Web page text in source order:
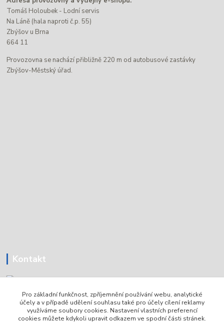
Tomáš Holoubek - Lodní servis
Na Láně (hala naproti č.p. 55)
Zbýšov u Brna
664 11
Provozovna se nachází přibližně 220 m od autobusové zastávky
Zbýšov-Městský úřad.
Kontakt
Tomáš Holoubek
+420736720979
Pro základní funkčnost, zpříjemnění používání webu, analytické
účely a v případě udělení souhlasu také pro účely cílení reklamy
využíváme soubory cookies. Nastavení vlastních preferencí
cookies můžete kdykoli upravit odkazem ve spodní části stránek.